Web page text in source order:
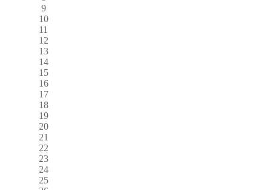
9
10
11
12
13
14
15
16
17
18
19
20
21
22
23
24
25